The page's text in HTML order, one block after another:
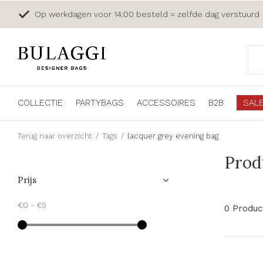
COLLECTIE PARTYBAGS ACCESSOIRES B2B
Op werkdagen voor 14:00 besteld = zelfde dag verstuurd
Terug naar overzicht Tags lacquer grey evening bag
0
Prijs
€0 - €5